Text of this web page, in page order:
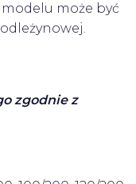
może być
zgodnie z